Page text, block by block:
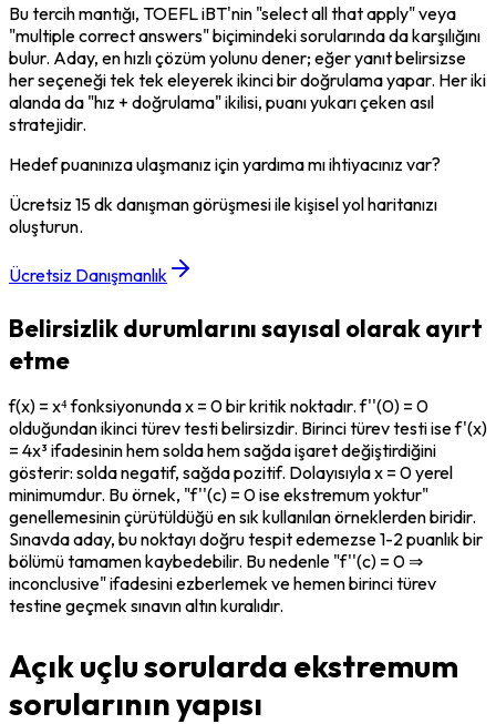
Bu tercih mantığı, TOEFL iBT'nin "select all that apply" veya
"multiple correct answers" biçimindeki sorularında da karşılığını
bulur. Aday, en hızlı çözüm yolunu dener; eğer yanıt belirsizse
her seçeneği tek tek eleyerek ikinci bir doğrulama yapar. Her iki
alanda da "hız + doğrulama" ikilisi, puanı yukarı çeken asıl
stratejidir.
Hedef puanınıza ulaşmanız için yardıma mı ihtiyacınız var?
Ücretsiz 15 dk danışman görüşmesi ile kişisel yol haritanızı
oluşturun.
Ücretsiz Danışmanlık
Belirsizlik durumlarını sayısal olarak ayırt
etme
f(x) = x⁴ fonksiyonunda x = 0 bir kritik noktadır. f''(0) = 0
olduğundan ikinci türev testi belirsizdir. Birinci türev testi ise f'(x)
= 4x³ ifadesinin hem solda hem sağda işaret değiştirdiğini
gösterir: solda negatif, sağda pozitif. Dolayısıyla x = 0 yerel
minimumdur. Bu örnek, "f''(c) = 0 ise ekstremum yoktur"
genellemesinin çürütüldüğü en sık kullanılan örneklerden biridir.
Sınavda aday, bu noktayı doğru tespit edemezse 1-2 puanlık bir
bölümü tamamen kaybedebilir. Bu nedenle "f''(c) = 0 ⇒
inconclusive" ifadesini ezberlemek ve hemen birinci türev
testine geçmek sınavın altın kuralıdır.
Açık uçlu sorularda ekstremum
sorularının yapısı